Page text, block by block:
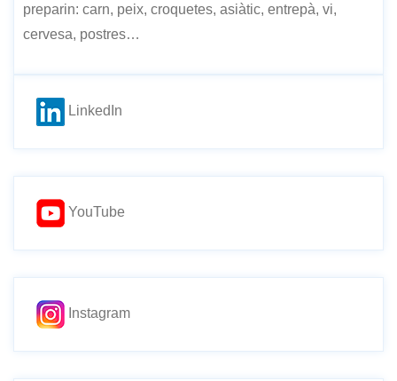
preparin: carn, peix, croquetes, asiàtic, entrepà, vi,
cervesa, postres…
LinkedIn
YouTube
Instagram